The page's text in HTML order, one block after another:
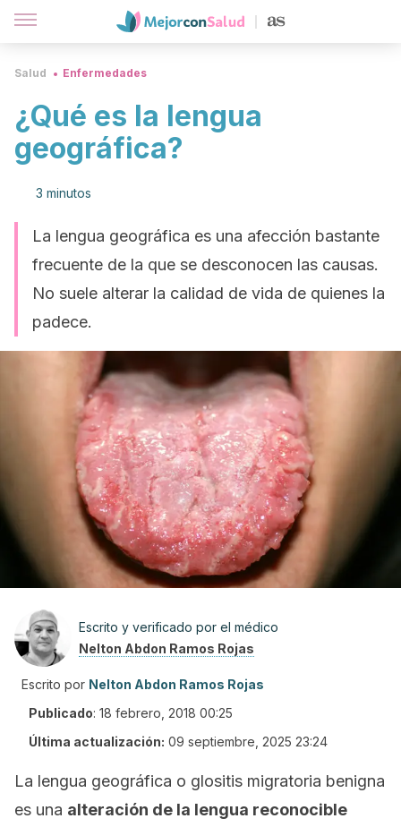
Salud Enfermedades
¿Qué es la lengua
geográfica?
3 minutos
La lengua geográfica es una afección bastante
frecuente de la que se desconocen las causas.
No suele alterar la calidad de vida de quienes la
padece.
Escrito y verificado por el médico
Nelton Abdon Ramos Rojas
Escrito por Nelton Abdon Ramos Rojas
Publicado: 18 febrero, 2018 00:25
Última actualización: 09 septiembre, 2025 23:24
La lengua geográfica o glositis migratoria benigna
es una alteración de la lengua reconocible